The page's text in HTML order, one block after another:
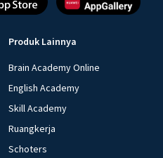
Produk Lainnya
Brain Academy Online
English Academy
Skill Academy
Ruangkerja
Schoters